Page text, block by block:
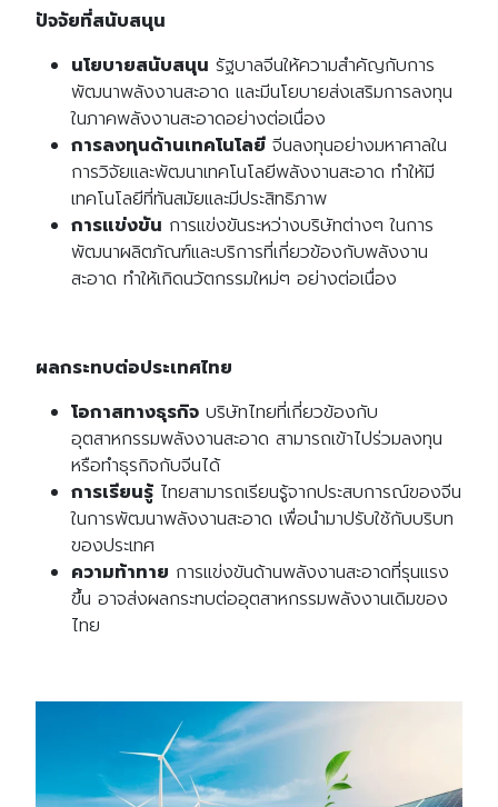
ปัจจัยที่สนับสนุน
นโยบายสนับสนุน รัฐบาลจีนให้ความสำคัญกับการ
พัฒนาพลังงานสะอาด และมีนโยบายส่งเสริมการลงทุน
ในภาคพลังงานสะอาดอย่างต่อเนื่อง
การลงทุนด้านเทคโนโลยี จีนลงทุนอย่างมหาศาลใน
การวิจัยและพัฒนาเทคโนโลยีพลังงานสะอาด ทำให้มี
เทคโนโลยีที่ทันสมัยและมีประสิทธิภาพ
การแข่งขัน การแข่งขันระหว่างบริษัทต่างๆ ในการ
พัฒนาผลิตภัณฑ์และบริการที่เกี่ยวข้องกับพลังงาน
สะอาด ทำให้เกิดนวัตกรรมใหม่ๆ อย่างต่อเนื่อง
ผลกระทบต่อประเทศไทย
โอกาสทางธุรกิจ บริษัทไทยที่เกี่ยวข้องกับ
อุตสาหกรรมพลังงานสะอาด สามารถเข้าไปร่วมลงทุน
หรือทำธุรกิจกับจีนได้
การเรียนรู้ ไทยสามารถเรียนรู้จากประสบการณ์ของจีน
ในการพัฒนาพลังงานสะอาด เพื่อนำมาปรับใช้กับบริบท
ของประเทศ
ความท้าทาย การแข่งขันด้านพลังงานสะอาดที่รุนแรง
ขึ้น อาจส่งผลกระทบต่ออุตสาหกรรมพลังงานเดิมของ
ไทย